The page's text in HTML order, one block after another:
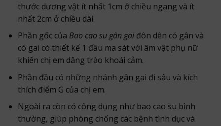
thước dương vật ít nhất 1cm ở chiều ngang và ít
nhất 2cm ở chiều dài.
Phần gốc của Bao cao su gân gaiđôn dên có gân và
có gai có thiết kế 1 đầu ma sát với âm vật phụ nữ
khiến chị em dâng trào khoái cảm.
Phần đầu có những nhánh gân gai đi sâu và kích
thích điểm G của chị em.
Ngoài ra còn có công dụng như bao cao su bình
thường, giúp phòng chống các bệnh tình dục và